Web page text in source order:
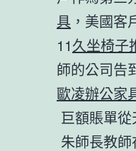
具 ，美國客
11久坐椅子
師的公司告
歐凌辦公家
巨額賬單
朱師長教